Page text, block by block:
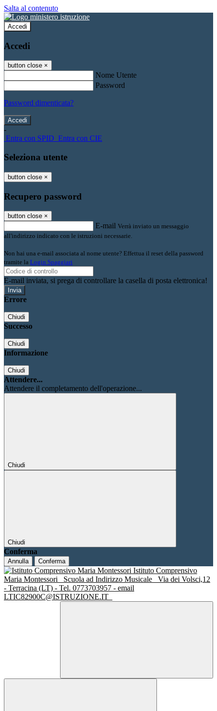
Salta al contenuto
Accedi
Accedi
button close ×
Nome Utente
Password
Password dimenticata?
-
Entra con SPID Entra con CIE
Seleziona utente
button close ×
Recupero password
button close ×
E-mail Verrà inviato un messaggio
all'indirizzo indicato con le istruzioni necessarie.
Non hai una e-mail associata al nome utente? Effettua il reset della password
tramite la Login Spaggiari
E-mail inviata, si prega di controllare la casella di posta elettronica!
Errore
Chiudi
Successo
Chiudi
Informazione
Chiudi
Attendere...
Attendere il completamento dell'operazione...
Chiudi
Chiudi
Conferma
Annulla Conferma
Istituto Comprensivo
Maria Montessori
Scuola ad Indirizzo Musicale
Via dei Volsci,12
- Terracina (LT) - Tel. 0773703957 - email
LTIC82900C@ISTRUZIONE.IT